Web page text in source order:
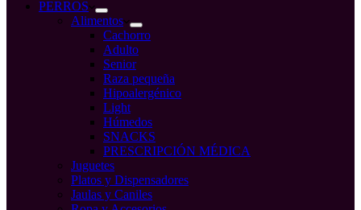
compraPERROS
Alimentos
Cachorro
Adulto
Senior
Raza pequeña
Hipoalergénico
Light
Húmedos
SNACKS
PRESCRIPCIÓN MÉDICA
Juguetes
Platos y Dispensadores
Jaulas y Caniles